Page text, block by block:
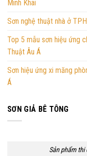
Minh Khai
Sơn nghệ thuật nhà ở
Top 5 mẫu sơn hiệu ứng
Thuật Âu Á
Sơn hiệu ứng xi măng
Á
SƠN GIẢ BÊ TÔNG
Sản phẩm